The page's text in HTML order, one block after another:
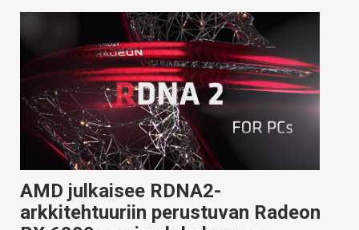
AMD julkaisee RDNA2-
arkkitehtuuriin perustuvan Radeon